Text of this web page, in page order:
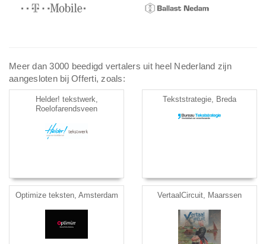
Meer dan 3000 beedigd vertalers uit heel Nederland zijn
aangesloten bij Offerti, zoals:
Helder! tekstwerk,
Roelofarendsveen
Tekststrategie, Breda
Optimize teksten, Amsterdam VertaalCircuit, Maarssen